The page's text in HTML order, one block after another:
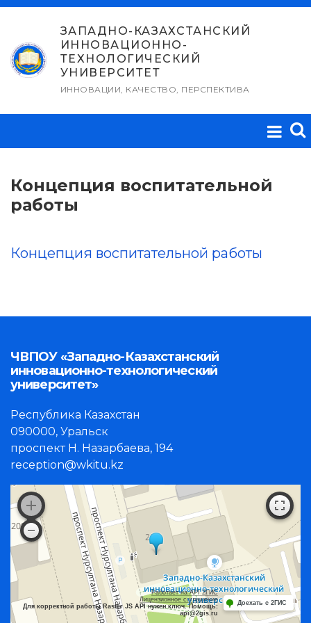
Перейти
содержимому
ЗАПАДНО-КАЗАХСТАНСКИЙ
ИННОВАЦИОННО-
ТЕХНОЛОГИЧЕСКИЙ
УНИВЕРСИТЕТ
ИННОВАЦИИ, КАЧЕСТВО, ПЕРСПЕКТИВА
Концепция воспитательной
работы
Концепция воспитательной работы
ЧВПОУ «Западно-Казахстанский
инновационно-технологический
университет»
Республика Казахстан
090000, Уральск
проспект Н. Назарбаева, 194
reception@wkitu.kz
Работает на API 2ГИС
Лицензионное соглашение
Для корректной работы Raster JS API нужен ключ. Помощь:
api@2gis.ru
Доехать с 2ГИС